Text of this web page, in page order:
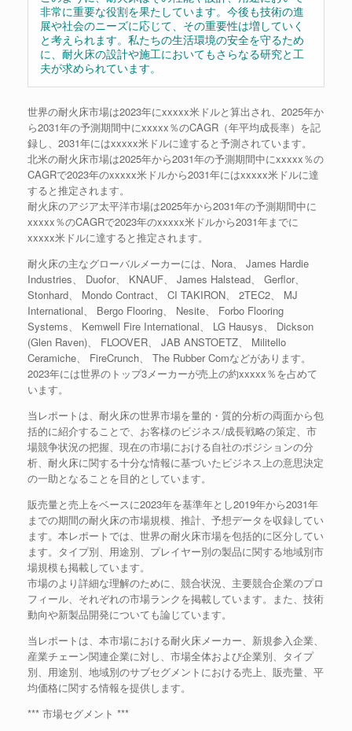
非常に重要な役割を果たしています。今後も技術の進
展や社会のニーズに応じて、その重要性は増していく
と考えられます。私たちの生活環境の安全を守るため
に、耐火床の設計や施工においてもさらなる研究と工
夫が求められています。
世界の耐火床市場は2023年にxxxxx米ドルと算出され、2025年か
ら2031年の予測期間中にxxxxx％のCAGR（年平均成長率）を記
録し、2031年にはxxxxx米ドルに達すると予測されています。
北米の耐火床市場は2025年から2031年の予測期間中にxxxxx％の
CAGRで2023年のxxxxx米ドルから2031年にはxxxxx米ドルに達
すると推定されます。
耐火床のアジア太平洋市場は2025年から2031年の予測期間中に
xxxxx％のCAGRで2023年のxxxxx米ドルから2031年までに
xxxxx米ドルに達すると推定されます。
耐火床の主なグローバルメーカーには、Nora、 James Hardie
Industries、 Duofor、 KNAUF、 James Halstead、 Gerflor、
Stonhard、 Mondo Contract、 CI TAKIRON、 2TEC2、 MJ
International、 Bergo Flooring、 Nesite、 Forbo Flooring
Systems、 Kemwell Fire International、 LG Hausys、 Dickson
(Glen Raven)、 FLOOVER、 JAB ANSTOETZ、 Militello
Ceramiche、 FireCrunch、 The Rubber Comなどがあります。
2023年には世界のトップ3メーカーが売上の約xxxxx％を占めて
います。
当レポートは、耐火床の世界市場を量的・質的分析の両面から包
括的に紹介することで、お客様のビジネス/成長戦略の策定、市
場競争状況の把握、現在の市場における自社のポジションの分
析、耐火床に関する十分な情報に基づいたビジネス上の意思決定
の一助となることを目的としています。
販売量と売上をベースに2023年を基準年とし2019年から2031年
までの期間の耐火床の市場規模、推計、予想データを収録してい
ます。本レポートでは、世界の耐火床市場を包括的に区分してい
ます。タイプ別、用途別、プレイヤー別の製品に関する地域別市
場規模も掲載しています。
市場のより詳細な理解のために、競合状況、主要競合企業のプロ
フィール、それぞれの市場ランクを掲載しています。また、技術
動向や新製品開発についても論じています。
当レポートは、本市場における耐火床メーカー、新規参入企業、
産業チェーン関連企業に対し、市場全体および企業別、タイプ
別、用途別、地域別のサブセグメントにおける売上、販売量、平
均価格に関する情報を提供します。
*** 市場セグメント ***